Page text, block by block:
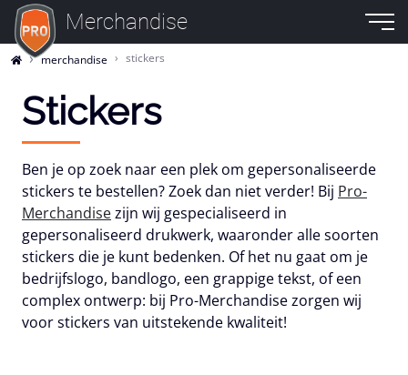
Merchandise
merchandise stickers
Stickers
Ben je op zoek naar een plek om gepersonaliseerde
stickers te bestellen? Zoek dan niet verder! Bij Pro-
Merchandisezijn wij gespecialiseerd in
gepersonaliseerd drukwerk, waaronder alle soorten
stickers die je kunt bedenken. Of het nu gaat om je
bedrijfslogo, bandlogo, een grappige tekst, of een
complex ontwerp: bij Pro-Merchandise zorgen wij
voor stickers van uitstekende kwaliteit!